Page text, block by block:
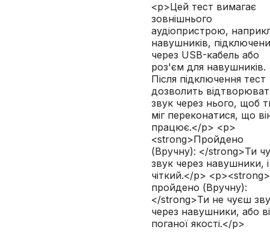
відтворювати звук через нього, щоб
що він працює.
Пройдено (Вручну):Ти чуєш звук через
Не пройдено (Вручну):Ти не чуєш
або він поганої якості.
<p>Цей тест вимагає
зовнішнього
аудіопристрою,
навушників,
через USB-кабель або
роз'єм для навушників.
Після підключення тест
дозволить
звук через нього, щоб
міг переконатися, що
працює.</p> <p>
<strong>Пройдено
(Вручну): </strong>Ти
звук через навушники, і
чіткий.</p>
пройдено (Вручну):
</strong>Ти не чуєш
через навушники, або
поганої якості.</p>